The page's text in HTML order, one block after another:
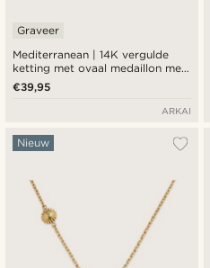
Mediterranean | 14K vergulde
ketting met ovaal medaillon met
smaragdgroene zirkonia
Graveer
€39,95
ARKAI
Nieuw